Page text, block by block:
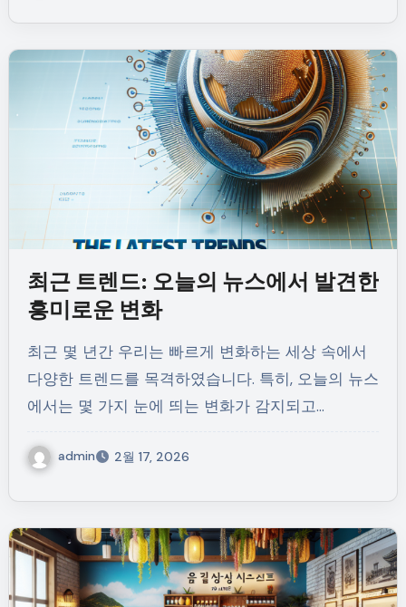
최근 트렌드: 오늘의 뉴스에서 발견한
흥미로운 변화
최근 몇 년간 우리는 빠르게 변화하는 세상 속에서
다양한 트렌드를 목격하였습니다. 특히, 오늘의 뉴스
에서는 몇 가지 눈에 띄는 변화가 감지되고…
admin 2월 17, 2026